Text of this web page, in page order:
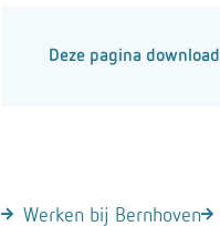
Deze pagina
Werken bij Bernhoven